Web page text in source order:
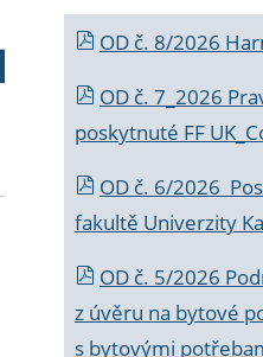
OD č. 8/2026
OD č. 7_2026
poskytnuté FF
OD č. 6/2026
fakultě Univerzity
OD č. 5/2026
z úvěru na bytové
s bytovými